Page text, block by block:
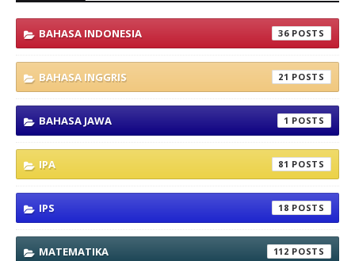
BAHASA INDONESIA 36
BAHASA INGGRIS 21
BAHASA JAWA 1
IPA 81
IPS 18
MATEMATIKA 112